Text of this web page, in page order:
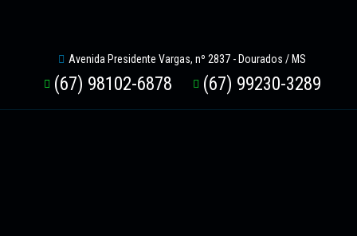
Avenida Presidente Vargas, nº 2837 - Dourados / MS
(67) 98102-6878 (67) 99230-3289